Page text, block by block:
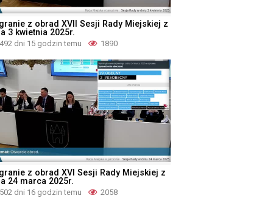
z obrad XVII Sesji Rady Miejskiej z
3 kwietnia 2025r.
492 dni 15 godzin temu 1890
z obrad XVI Sesji Rady Miejskiej z
24 marca 2025r.
502 dni 16 godzin temu 2058